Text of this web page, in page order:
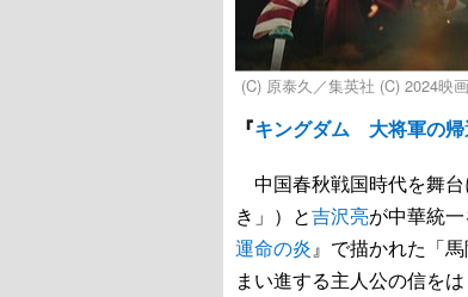
(C) 原泰久／集英社 (C) 2024映
『キングダム 大将軍の
中国春秋戦国時代を舞台
き」）と吉沢亮が中華統
運命の炎』で描かれた「
まい進する主人公の信を